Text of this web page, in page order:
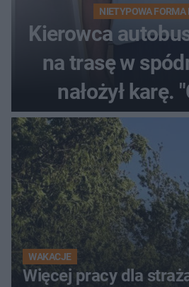
NIETYPOWA FORMA
Kierowca
na trasę w
nałożył karę.
WAKACJE
Więcej pracy dla